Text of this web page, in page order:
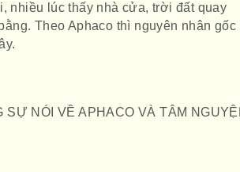
nhiều lúc thấy nhà cửa, trời đất quay
Theo Aphaco thì nguyên nhân gốc
NÓI VỀ APHACO VÀ TÂM